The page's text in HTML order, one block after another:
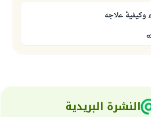
وكيفية علاجه
النشرة البريدية